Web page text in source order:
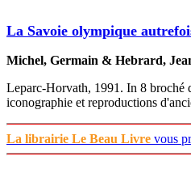
La Savoie olympique
Michel, Germain & Hebrard,
Leparc-Horvath, 1991. In 8 broché
iconographie et reproductions
La librairie Le Beau Livre vous